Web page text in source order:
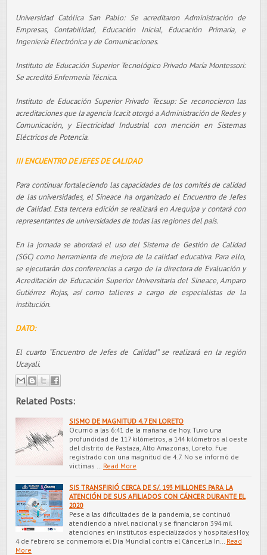
Universidad Católica San Pablo: Se acreditaron Administración de
Empresas, Contabilidad, Educación Inicial, Educación Primaria, e
Ingeniería Electrónica y de Comunicaciones.
Instituto de Educación Superior Tecnológico Privado María Montessori:
Se acreditó Enfermería Técnica.
Instituto de Educación Superior Privado Tecsup: Se reconocieron las
acreditaciones que la agencia Icacit otorgó a Administración de Redes y
Comunicación, y Electricidad Industrial con mención en Sistemas
Eléctricos de Potencia.
III ENCUENTRO DE JEFES DE CALIDAD
Para continuar fortaleciendo las capacidades de los comités de calidad
de las universidades, el Sineace ha organizado el Encuentro de Jefes
de Calidad. Esta tercera edición se realizará en Arequipa y contará con
representantes de universidades de todas las regiones del país.
En la jornada se abordará el uso del Sistema de Gestión de Calidad
(SGC) como herramienta de mejora de la calidad educativa. Para ello,
se ejecutarán dos conferencias a cargo de la directora de Evaluación y
Acreditación de Educación Superior Universitaria del Sineace, Amparo
Gutiérrez Rojas, así como talleres a cargo de especialistas de la
institución.
DATO:
El cuarto “Encuentro de Jefes de Calidad” se realizará en la región
Ucayali.
Related Posts:
SISMO DE MAGNITUD 4.7 EN LORETO
Ocurrió a las 6:41 de la mañana de hoy. Tuvo una
profundidad de 117 kilómetros, a 144 kilómetros al oeste
del distrito de Pastaza, Alto Amazonas, Loreto. Fue
registrado con una magnitud de 4.7. No se informó de
victimas …
Read More
SIS TRANSFIRIÓ CERCA DE S/. 193 MILLONES PARA LA
ATENCIÓN DE SUS AFILIADOS CON CÁNCER DURANTE EL
2020
Pese a las dificultades de la pandemia, se continuó
atendiendo a nivel nacional y se financiaron 394 mil
atenciones en institutos especializados y hospitalesHoy,
4 de febrero se conmemora el Día Mundial contra el Cáncer.La In…
Read
More